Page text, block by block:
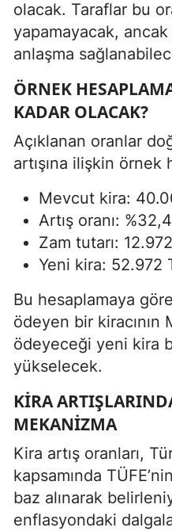
olacak. Taraflar bu
yapamayacak,
anlaşma
ÖRNEK
KADAR OLACAK?
Açıklanan oranlar
artışına ilişkin
Mevcut kira:
Artış oranı:
Zam tutarı:
Yeni kira: 52.972
Bu hesaplamaya
ödeyen bir kiracının
ödeyeceği yeni kira
yükselecek.
KIRA
MEKANIZMA
Kira artış oranları,
kapsamında
baz alınarak
enflasyondaki